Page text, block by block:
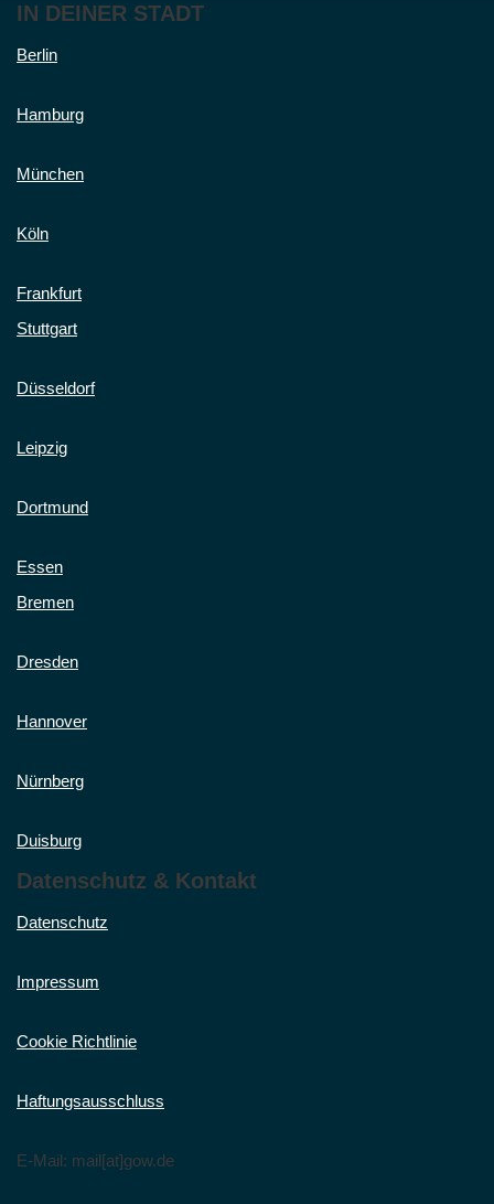
IN DEINER STADT
Berlin
Hamburg
München
Köln
Frankfurt
Stuttgart
Düsseldorf
Leipzig
Dortmund
Essen
Bremen
Dresden
Hannover
Nürnberg
Duisburg
Datenschutz & Kontakt
Datenschutz
Impressum
Cookie Richtlinie
Haftungsausschluss
E-Mail: mail[at]gow.de